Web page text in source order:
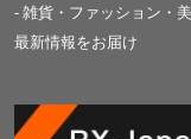
- 雑貨・ファッション・
最新情報をお届け